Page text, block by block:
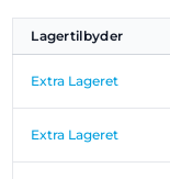
Lagertilbyder
Extra Lageret
Extra Lageret